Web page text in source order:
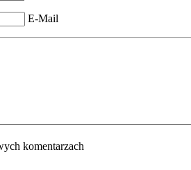
E-Mail
komentarzach